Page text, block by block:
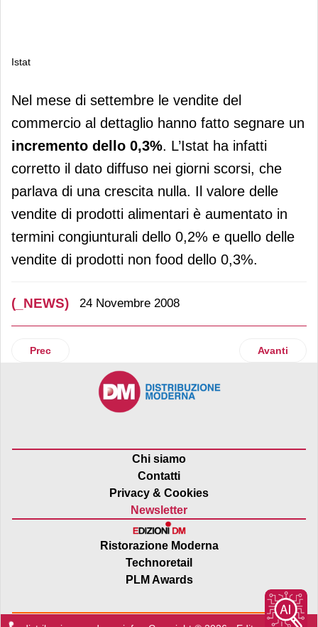
Istat
Istat
Nel mese di settembre le vendite del
commercio al dettaglio hanno fatto segnare un
incremento dello 0,3%. L’Istat ha infatti
corretto il dato diffuso nei giorni scorsi, che
parlava di una crescita nulla. Il valore delle
vendite di prodotti alimentari è aumentato in
termini congiunturali dello 0,2% e quello delle
vendite di prodotti non food dello 0,3%.
(_NEWS) 24 Novembre 2008
Articolo precedente: Federalimentare
Prec Articolo
Avanti
Chi siamo
Contatti
Privacy & Cookies
Newsletter
Ristorazione Moderna
Technoretail
PLM Awards